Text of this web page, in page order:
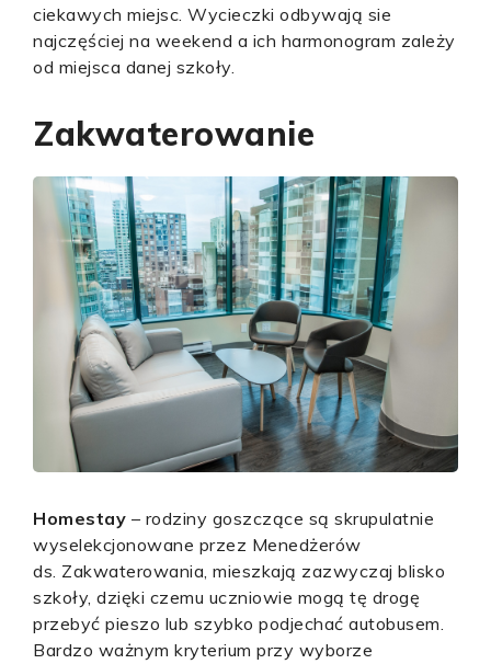
ciekawych miejsc. Wycieczki odbywają sie
najczęściej na weekend a ich harmonogram zależy
od miejsca danej szkoły.
Zakwaterowanie
Homestay – rodziny goszczące są skrupulatnie
wyselekcjonowane przez Menedżerów
ds. Zakwaterowania, mieszkają zazwyczaj blisko
szkoły, dzięki czemu uczniowie mogą tę drogę
przebyć pieszo lub szybko podjechać autobusem.
Bardzo ważnym kryterium przy wyborze